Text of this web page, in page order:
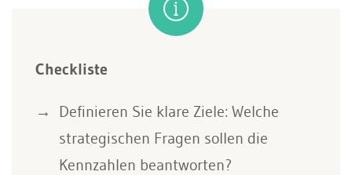
Checkliste
Definieren Sie klare Ziele: Welche
strategischen Fragen sollen die
Kennzahlen beantworten?